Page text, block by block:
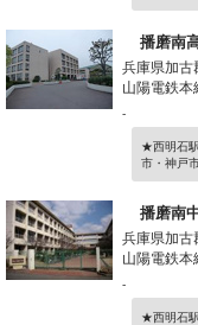
播磨南
兵庫県加古
山陽電鉄本
-
★西明石
市・神戸
播磨南
兵庫県加古
山陽電鉄本
-
★西明石